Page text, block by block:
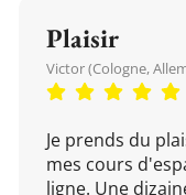
Plaisir
Victor (Cologne,
Je prends du
mes cours
ligne. Une